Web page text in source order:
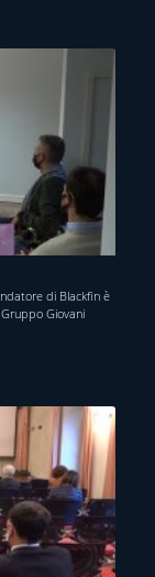
di Blackfin è
Giovani